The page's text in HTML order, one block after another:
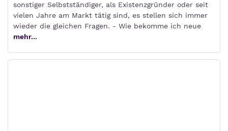
sonstiger Selbstständiger, als Existenzgründer oder seit
vielen Jahre am Markt tätig sind, es stellen sich immer
wieder die gleichen Fragen. - Wie bekomme ich neue
mehr...